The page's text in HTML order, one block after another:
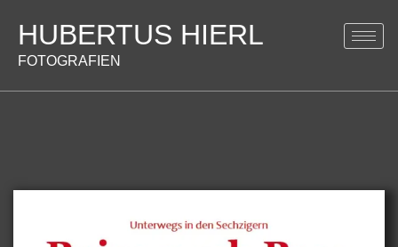
HUBERTUS HIERL
FOTOGRAFIEN